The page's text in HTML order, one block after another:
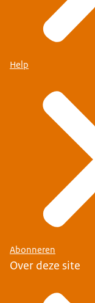
Help
Abonneren
Over deze site